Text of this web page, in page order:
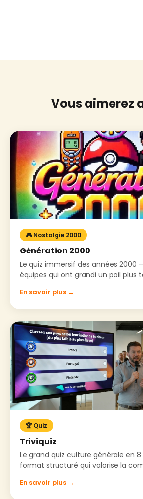
Vous aimerez
🎮 Nostalgie 2000
Génération 2000
Le quiz immersif des années 2000
équipes qui ont grandi un poil plus
En savoir plus →
🏆 Quiz
Triviquiz
Le grand quiz culture générale en
format structuré qui valorise la
En savoir plus →